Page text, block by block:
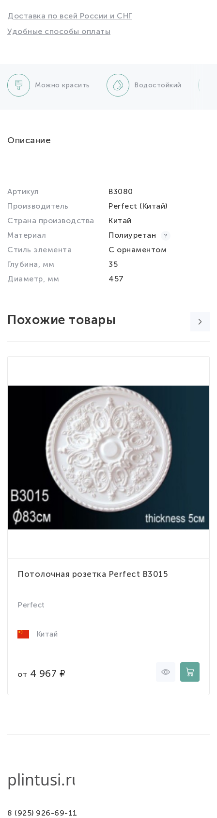
Доставка по всей России и СНГ
Удобные способы оплаты
Можно красить Водостойкий
Описание
Артикул
B3080
Производитель
Perfect (Китай)
Страна производства
Китай
Материал
Полиуретан
Стиль элемента
С орнаментом
Глубина, мм
35
Диаметр, мм
457
Похожие товары
Потолочная розетка Perfect B3015
Perfect
Китай
от 4 967
8 (925) 926-69-11